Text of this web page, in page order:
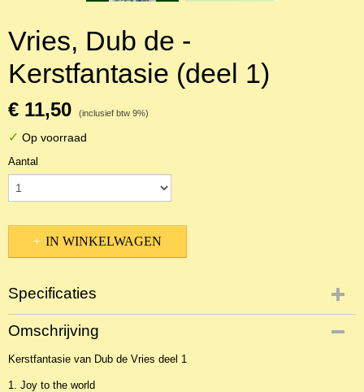
Vries, Dub de -
Kerstfantasie (deel 1)
€ 11,50 (inclusief btw 9%)
✓ Op voorraad
Aantal
IN WINKELWAGEN
Specificaties
Productcode
NBLNOr-12422
EAN code
Omschrijving
Kerstfantasie van Dub de Vries deel 1
1. Joy to the world